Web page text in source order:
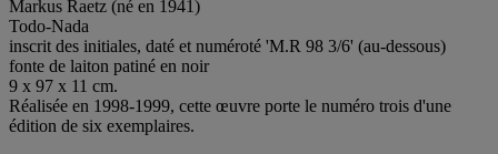
Markus Raetz (né en 1941)
Todo-Nada
inscrit des initiales, daté et numéroté 'M.R 98 3/6' (au-dessous)
fonte de laiton patiné en noir
9 x 97 x 11 cm.
Réalisée en 1998-1999, cette œuvre porte le numéro trois d'une
édition de six exemplaires.